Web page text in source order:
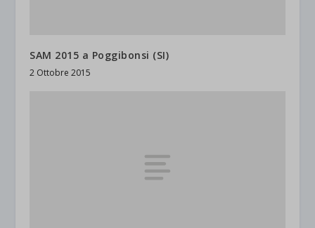
SAM 2015 a Poggibonsi (SI)
2 Ottobre 2015